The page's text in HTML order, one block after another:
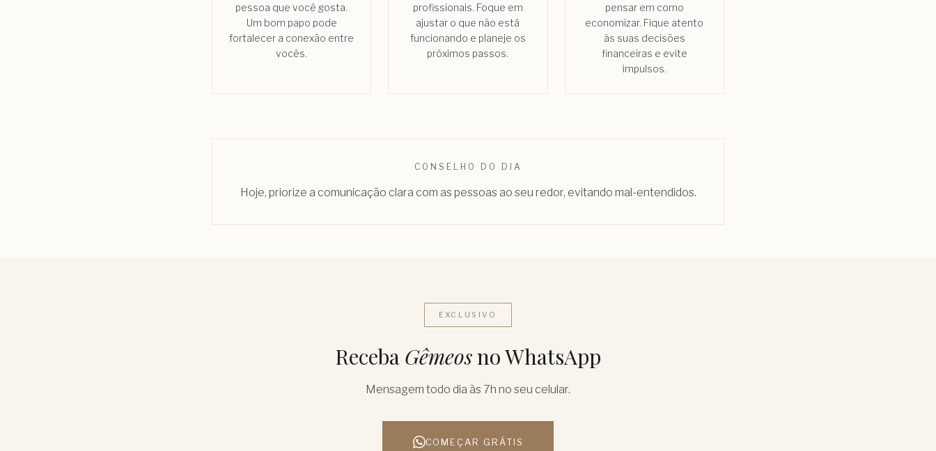
pessoa que você gosta.
Um bom papo pode
fortalecer a conexão entre
vocês.
profissionais. Foque em
ajustar o que não está
funcionando e planeje os
próximos passos.
pensar em como
economizar. Fique atento
às suas decisões
financeiras e evite
impulsos.
CONSELHO DO DIA
Hoje, priorize a comunicação clara com as pessoas ao seu redor, evitando mal-entendidos.
EXCLUSIVO
Receba Gêmeosno WhatsApp
Mensagem todo dia às 7h no seu celular.
COMEÇAR GRÁTIS